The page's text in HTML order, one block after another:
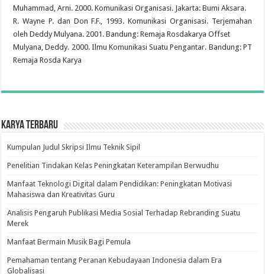
Muhammad, Arni. 2000. Komunikasi Organisasi. Jakarta: Bumi Aksara.
R. Wayne P. dan Don F.F., 1993. Komunikasi Organisasi. Terjemahan
oleh Deddy Mulyana. 2001. Bandung: Remaja Rosdakarya Offset
Mulyana, Deddy. 2000. Ilmu Komunikasi Suatu Pengantar. Bandung: PT
Remaja Rosda Karya
Karya Terbaru
Kumpulan Judul Skripsi Ilmu Teknik Sipil
Penelitian Tindakan Kelas Peningkatan Keterampilan Berwudhu
Manfaat Teknologi Digital dalam Pendidikan: Peningkatan Motivasi
Mahasiswa dan Kreativitas Guru
Analisis Pengaruh Publikasi Media Sosial Terhadap Rebranding Suatu
Merek
Manfaat Bermain Musik Bagi Pemula
Pemahaman tentang Peranan Kebudayaan Indonesia dalam Era
Globalisasi